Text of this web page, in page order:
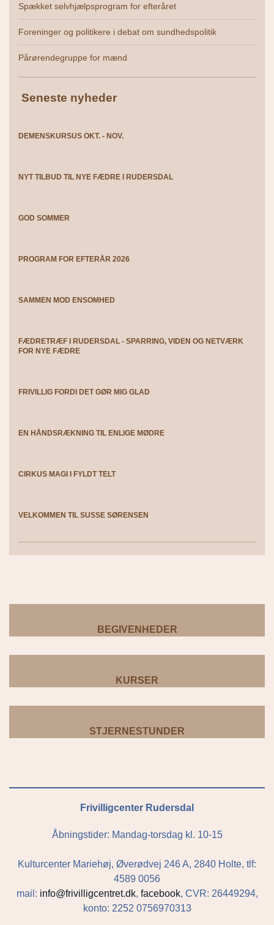
Spækket selvhjælpsprogram for efteråret
Foreninger og politikere i debat om sundhedspolitik
Pårørendegruppe for mænd
Seneste nyheder
DEMENSKURSUS OKT. - NOV.
NYT TILBUD TIL NYE FÆDRE I RUDERSDAL
GOD SOMMER
PROGRAM FOR EFTERÅR 2026
SAMMEN MOD ENSOMHED
FÆDRETRÆF I RUDERSDAL - SPARRING, VIDEN OG NETVÆRK
FOR NYE FÆDRE
FRIVILLIG FORDI DET GØR MIG GLAD
EN HÅNDSRÆKNING TIL ENLIGE MØDRE
CIRKUS MAGI I FYLDT TELT
VELKOMMEN TIL SUSSE SØRENSEN
BEGIVENHEDER
KURSER
STJERNESTUNDER
Frivilligcenter Rudersdal
Åbningstider: Mandag-torsdag kl. 10-15
Kulturcenter Mariehøj, Øverødvej 246 A, 2840 Holte, tlf:
4589 0056
mail: info@frivilligcentret.dk, facebook, CVR: 26449294,
konto: 2252 0756970313